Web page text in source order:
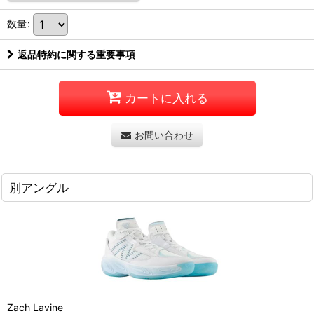
数量:
返品特約に関する重要事項
カートに入れる
お問い合わせ
別アングル
Zach Lavine